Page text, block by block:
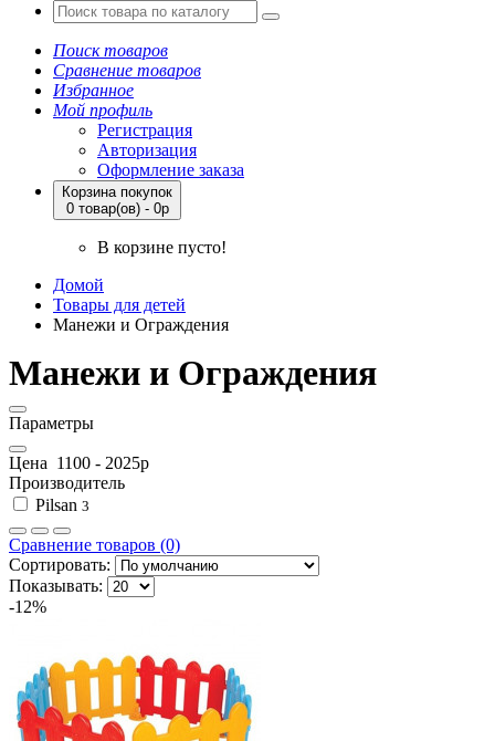
Поиск товаров
Сравнение товаров
Избранное
Мой профиль
Регистрация
Авторизация
Оформление заказа
Корзина покупок
0 товар(ов) - 0р
В корзине пусто!
Домой
Товары для детей
Манежи и Ограждения
Манежи и Ограждения
Параметры
Цена 1100 - 2025р
Производитель
Pilsan 3
Сравнение товаров (0)
Сортировать:
Показывать:
-12%